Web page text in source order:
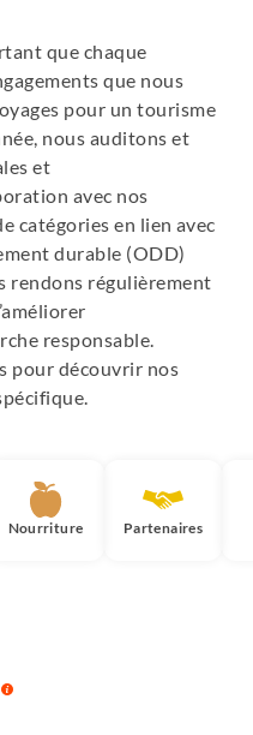
que chaque
que nous
pour un tourisme
nous auditons et
et
avec nos
catégories en lien avec
durable (ODD)
rendons régulièrement
responsable.
pour découvrir nos
Nourriture Partenaires